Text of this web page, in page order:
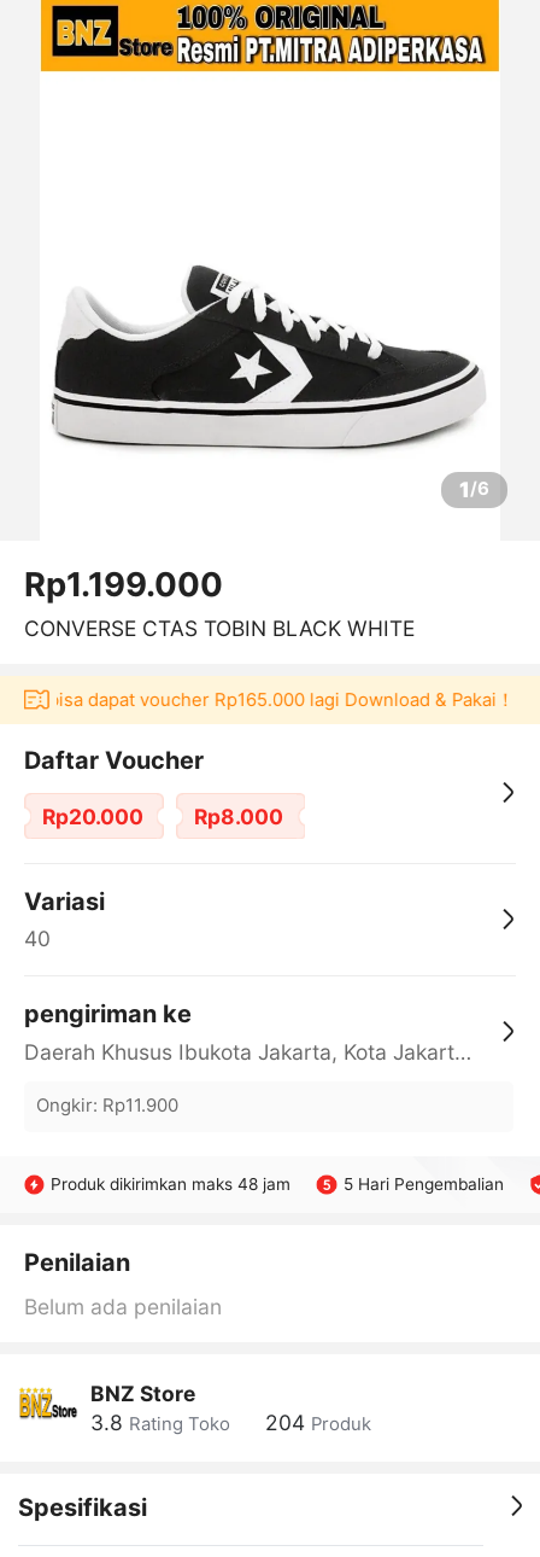
1/6
Rp1.199.000
CONVERSE CTAS TOBIN BLACK WHITE
bisa dapat voucher Rp165.000 lagi Download & Pakai！
Daftar Voucher
Rp20.000 Rp8.000
Variasi
40
pengiriman ke
Daerah Khusus Ibukota Jakarta, Kota Jakarta Barat, Cengkareng, yy
Ongkir: Rp11.900
Produk dikirimkan maks 48 jam 5 Hari Pengembalian
Penilaian
Belum ada penilaian
BNZ Store
3.8 Rating Toko 204 Produk
Spesifikasi